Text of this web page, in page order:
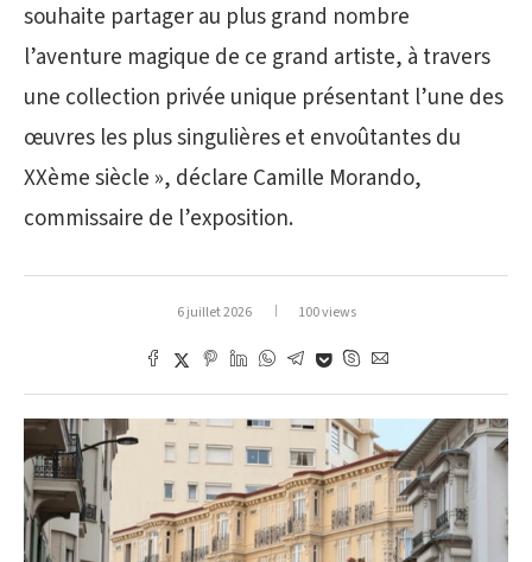
souhaite partager au plus grand nombre
l’aventure magique de ce grand artiste, à travers
une collection privée unique présentant l’une des
œuvres les plus singulières et envoûtantes du
XXème siècle », déclare Camille Morando,
commissaire de l’exposition.
6 juillet 2026 100 views